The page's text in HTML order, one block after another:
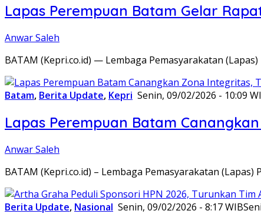
Lapas Perempuan Batam Gelar
Anwar Saleh
BATAM (Kepri.co.id) — Lembaga Pemasyarakatan
Batam, Berita Update, Kepri Senin, 09/02/2026 - 10:09
Lapas Perempuan Batam
Anwar Saleh
BATAM (Kepri.co.id) – Lembaga Pemasyarakatan
Berita Update, Nasional Senin, 09/02/2026 - 8:17 WIB